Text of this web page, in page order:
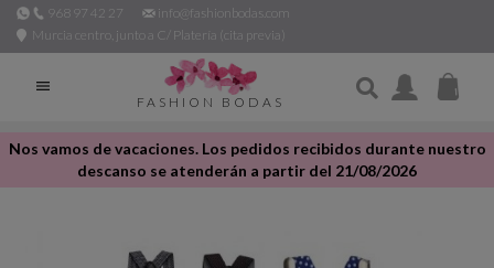
968 97 42 27
info@fashionbodas.com
Murcia centro, junto a C/ Platería (cita previa)

FASHION BODAS
Nos vamos de vacaciones. Los pedidos recibidos durante nuestro
descanso se atenderán a partir del 21/08/2026